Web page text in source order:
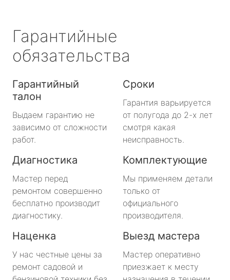
Гарантийные
обязательства
Гарантийный
талон
Выдаем гарантию не
зависимо от сложности
работ.
Сроки
Гарантия варьируется
от полугода до 2-х лет
смотря какая
неисправность.
Диагностика
Мастер перед
ремонтом совершенно
бесплатно производит
диагностику.
Комплектующие
Мы применяем детали
только от
официального
производителя.
Наценка
У нас честные цены за
ремонт садовой и
Выезд мастера
Мастер оперативно
приезжает к месту